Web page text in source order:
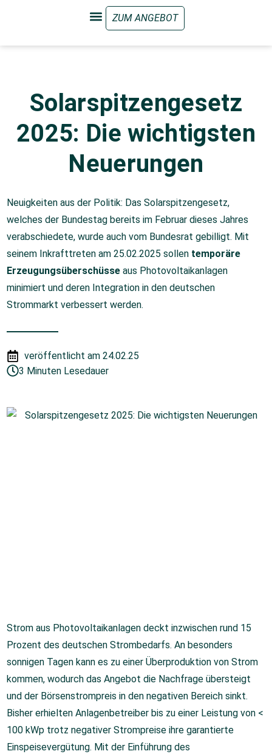
Solarspitzengesetz
2025: Die wichtigsten
Neuerungen
Neuigkeiten aus der Politik: Das Solarspitzengesetz,
welches der Bundestag bereits im Februar dieses Jahres
verabschiedete, wurde auch vom Bundesrat gebilligt. Mit
seinem Inkrafttreten am 25.02.2025 sollen temporäre
Erzeugungsüberschüsse aus Photovoltaikanlagen
minimiert und deren Integration in den deutschen
Strommarkt verbessert werden.
veröffentlicht am 24.02.25
3 Minuten Lesedauer
Strom aus Photovoltaikanlagen deckt inzwischen rund 15
Prozent des deutschen Strombedarfs. An besonders
sonnigen Tagen kann es zu einer Überproduktion von Strom
kommen, wodurch das Angebot die Nachfrage übersteigt
und der Börsenstrompreis in den negativen Bereich sinkt.
Bisher erhielten Anlagenbetreiber bis zu einer Leistung von <
100 kWp trotz negativer Strompreise ihre garantierte
Einspeisevergütung. Mit der Einführung des